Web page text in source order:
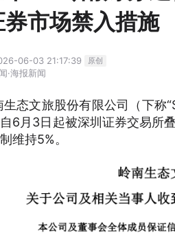
市场禁入措施
06-03 21:17:39 原创
·海报新闻
态文旅股份有限公司（下称
6月3日起被深圳证券交易所
维持5%。